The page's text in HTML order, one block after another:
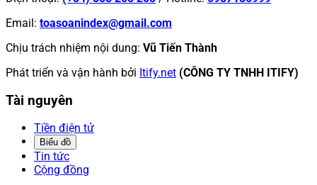
Email: toasoanindex@gmail.com
Chịu trách nhiệm nội dung: Vũ Tiến Thành
Phát triển và vận hành bởi Itify.net (CÔNG TY TNHH ITIFY)
Tài nguyên
Tiền điện tử
Biểu đồ
Tin tức
Cộng đồng